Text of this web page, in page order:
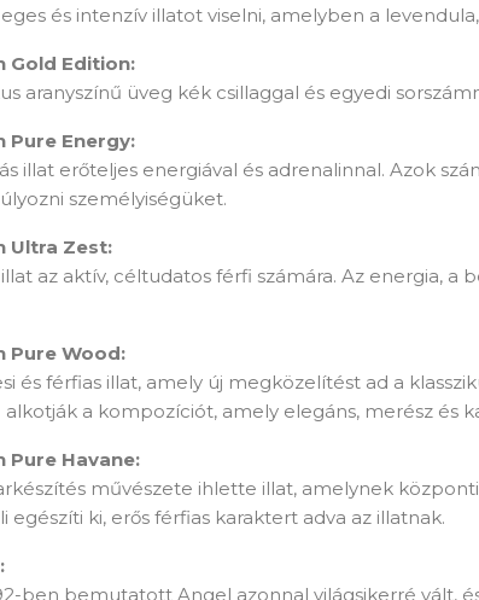
és intenzív illatot viselni, amelyben a
Gold Edition:
aranyszínű üveg kék csillaggal és egyedi
Pure Energy:
illat erőteljes energiával és adrenalinnal. Azok
személyiségüket.
Ultra Zest:
az aktív, céltudatos férfi számára. Az energia, a
Pure Wood:
és férfias illat, amely új megközelítést ad a
alkotják a kompozíciót, amely elegáns, merész és
Pure Havane:
művészete ihlette illat, amelynek
egészíti ki, erős férfias karaktert adva az illatnak.
ben bemutatott Angel azonnal világsikerré vált,